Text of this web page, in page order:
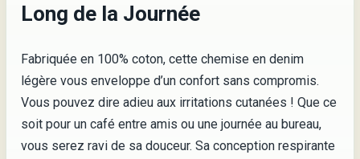
Long de la Journée
Fabriquée en 100% coton, cette chemise en denim
légère vous enveloppe d’un confort sans compromis.
Vous pouvez dire adieu aux irritations cutanées ! Que ce
soit pour un café entre amis ou une journée au bureau,
vous serez ravi de sa douceur. Sa conception respirante